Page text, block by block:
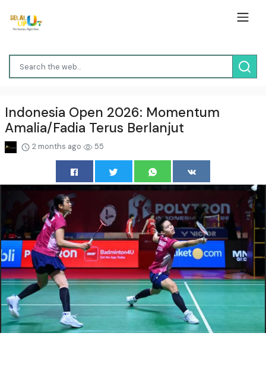
Indonesia Open 2026: Momentum
Amalia/Fadia Terus Berlanjut
2 months ago 55